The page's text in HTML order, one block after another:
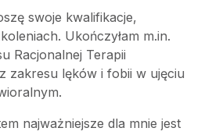
swoje kwalifikacje,
Ukończyłam m.in.
Racjonalnej Terapii
zakresu lęków i fobii w ujęciu
najważniejsze dla mnie jest